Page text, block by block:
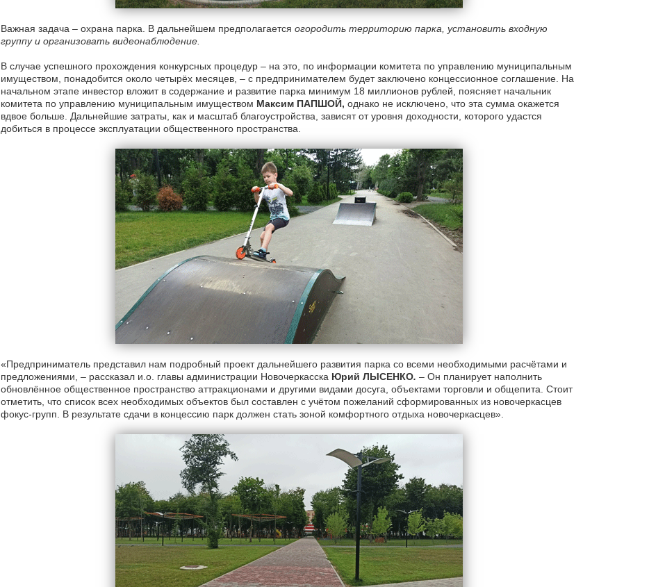
Важная задача – охрана парка. В дальнейшем предполагается огородить территорию парка, установить входную
группу и организовать видеонаблюдение.
В случае успешного прохождения конкурсных процедур – на это, по информации комитета по управлению муниципальным
имуществом, понадобится около четырёх месяцев, – с предпринимателем будет заключено концессионное соглашение. На
начальном этапе инвестор вложит в содержание и развитие парка минимум 18 миллионов рублей, поясняет начальник
комитета по управлению муниципальным имуществом Максим ПАПШОЙ, однако не исключено, что эта сумма окажется
вдвое больше. Дальнейшие затраты, как и масштаб благоустройства, зависят от уровня доходности, которого удастся
добиться в процессе эксплуатации общественного пространства.
«Предприниматель представил нам подробный проект дальнейшего развития парка со всеми необходимыми расчётами и
предложениями, – рассказал и.о. главы администрации Новочеркасска Юрий ЛЫСЕНКО. – Он планирует наполнить
обновлённое общественное пространство аттракционами и другими видами досуга, объектами торговли и общепита. Стоит
отметить, что список всех необходимых объектов был составлен с учётом пожеланий сформированных из новочеркасцев
фокус-групп. В результате сдачи в концессию парк должен стать зоной комфортного отдыха новочеркасцев».